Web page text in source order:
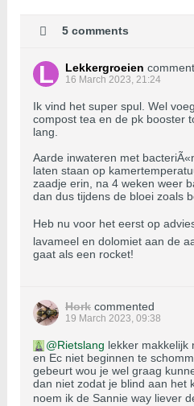
5 comments
Lekkergroeien
16 March 2023, 21:24
Ik vind het super spul. Wel
compost tea en de pk booster
lang.
Aarde inwateren met
laten staan op
zaadje erin, na 4 weken weer
dan dus tijdens de bloei zoals
Heb nu voor het eerst op
lavameel en dolomiet aan de
gaat als een rocket!
Hork commented
19 March 2023, 09:38
Rietslang lekker makkelijk
en Ec niet beginnen te
gebeurt wou je wel graag
dan niet zodat je blind aan het
noem ik de Sannie way liever